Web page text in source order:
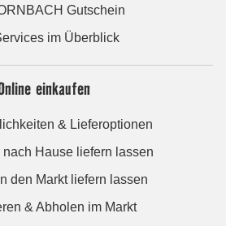
Gutschein
im Überblick
einkaufen
& Lieferoptionen
nach Hause liefern lassen
den Markt liefern lassen
& Abholen im Markt